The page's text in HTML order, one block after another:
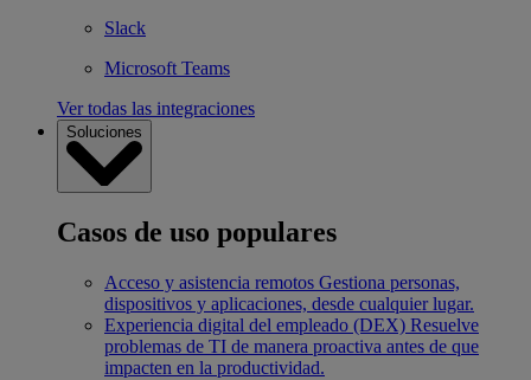
Slack
Microsoft Teams
Ver todas las integraciones
Soluciones
Casos de uso populares
Acceso y asistencia remotos Gestiona personas,
dispositivos y aplicaciones, desde cualquier lugar.
Experiencia digital del empleado (DEX) Resuelve
problemas de TI de manera proactiva antes de que
impacten en la productividad.